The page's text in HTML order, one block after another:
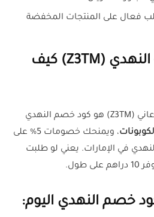
فعال على المنتجات المخفضة
كود خصم صيدلية النهدي (Z3TM) كيف
كود خصم النهدي سارة الودعاني (Z3TM) هو كود خصم النهدي
، ويمنحك خصومات 5% على
في الإمارات. يعني لو طلبت
خصم النهدي اليوم: